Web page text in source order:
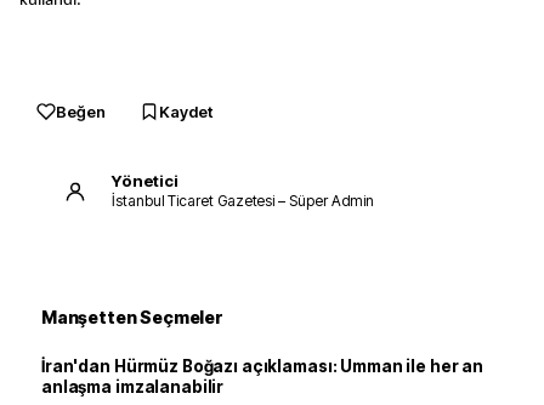
Beğen Kaydet
Yönetici
İstanbul Ticaret Gazetesi – Süper Admin
Manşetten Seçmeler
İran'dan Hürmüz Boğazı açıklaması: Umman ile her an
anlaşma imzalanabilir